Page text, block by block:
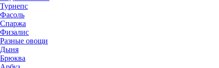
Турнепс
Фасоль
Спаржа
Физалис
Разные овощи
Дыня
Брюква